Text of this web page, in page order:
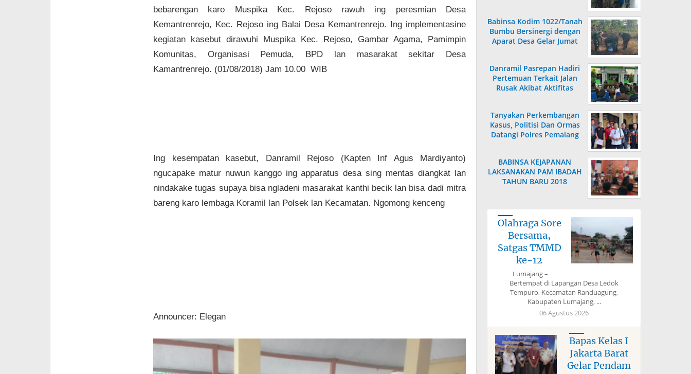
bebarengan karo Muspika Kec. Rejoso rawuh ing peresmian Desa
Kemantrenrejo, Kec. Rejoso ing Balai Desa Kemantrenrejo. Ing implementasine
kegiatan kasebut dirawuhi Muspika Kec. Rejoso, Gambar Agama, Pamimpin
Komunitas, Organisasi Pemuda, BPD lan masarakat sekitar Desa
Kamantrenrejo. (01/08/2018) Jam 10.00 WIB
Ing kesempatan kasebut, Danramil Rejoso (Kapten Inf Agus Mardiyanto)
ngucapake matur nuwun kanggo ing apparatus desa sing mentas diangkat lan
nindakake tugas supaya bisa ngladeni masarakat kanthi becik lan bisa dadi mitra
bareng karo lembaga Koramil lan Polsek lan Kecamatan. Ngomong kenceng
Announcer: Elegan
Babinsa Kodim 1022/Tanah
Bumbu Bersinergi dengan
Aparat Desa Gelar Jumat
Danramil Pasrepan Hadiri
Pertemuan Terkait Jalan
Rusak Akibat Aktifitas
Tanyakan Perkembangan
Kasus, Politisi Dan Ormas
Datangi Polres Pemalang
BABINSA KEJAPANAN
LAKSANAKAN PAM IBADAH
TAHUN BARU 2018
Olahraga Sore
Bersama,
Satgas TMMD
ke-12
Lumajang –
Bertempat di Lapangan Desa Ledok
Tempuro, Kecamatan Randuagung,
Kabupaten Lumajang, ...
06 Agustus 2026
Bapas Kelas I
Jakarta Barat
Gelar Pendam